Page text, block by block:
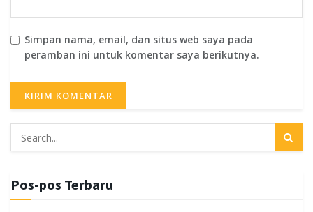
Simpan nama, email, dan situs web saya pada
peramban ini untuk komentar saya berikutnya.
Pos-pos Terbaru